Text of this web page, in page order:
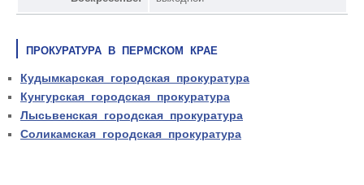
ПРОКУРАТУРА В ПЕРМСКОМ КРАЕ
Кудымкарская городская прокуратура
Кунгурская городская прокуратура
Лысьвенская городская прокуратура
Соликамская городская прокуратура